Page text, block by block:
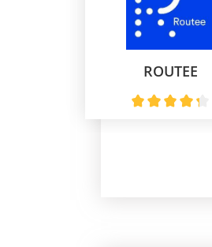
ROUTEE